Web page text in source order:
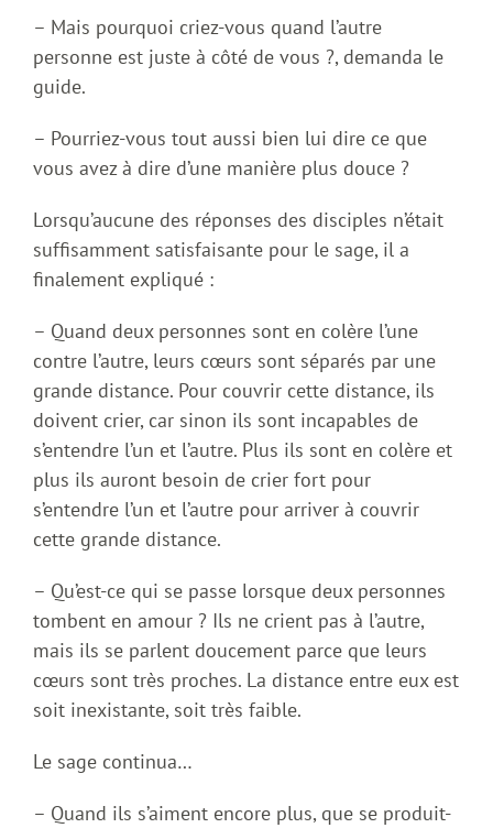
– Mais pourquoi criez-vous quand l’autre
personne est juste à côté de vous ?, demanda le
guide.
– Pourriez-vous tout aussi bien lui dire ce que
vous avez à dire d’une manière plus douce ?
Lorsqu’aucune des réponses des disciples n’était
suffisamment satisfaisante pour le sage, il a
finalement expliqué :
– Quand deux personnes sont en colère l’une
contre l’autre, leurs cœurs sont séparés par une
grande distance. Pour couvrir cette distance, ils
doivent crier, car sinon ils sont incapables de
s’entendre l’un et l’autre. Plus ils sont en colère et
plus ils auront besoin de crier fort pour
s’entendre l’un et l’autre pour arriver à couvrir
cette grande distance.
– Qu’est-ce qui se passe lorsque deux personnes
tombent en amour ? Ils ne crient pas à l’autre,
mais ils se parlent doucement parce que leurs
cœurs sont très proches. La distance entre eux est
soit inexistante, soit très faible.
Le sage continua…
– Quand ils s’aiment encore plus, que se produit-